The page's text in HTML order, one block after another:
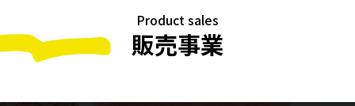
Product sales
販売事業